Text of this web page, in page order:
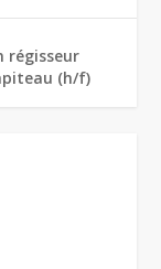
régisseur
(h/f)